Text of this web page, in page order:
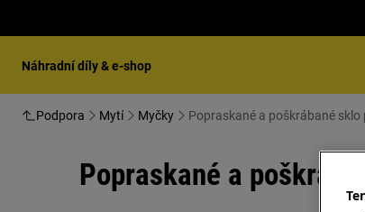
Náhradní díly & e-shop
Podpora Mytí Myčky Popraskané a poškrábané sklo
Popraskané a